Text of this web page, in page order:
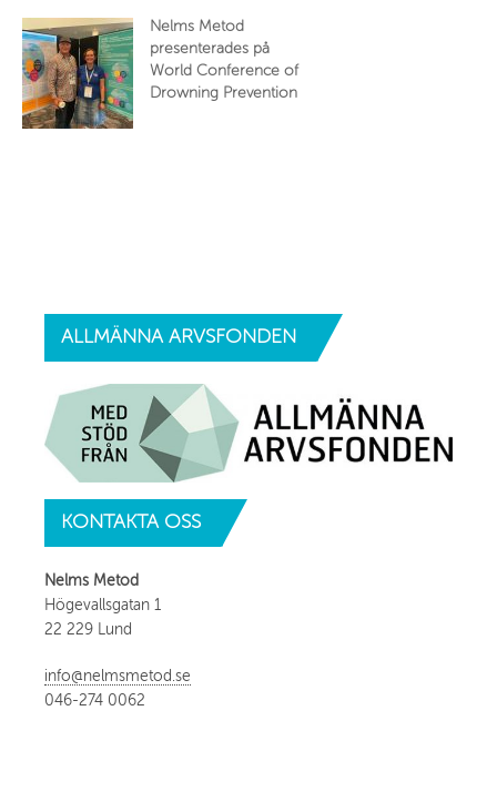
Nelms Metod
presenterades på
World Conference of
Drowning Prevention
ALLMÄNNA ARVSFONDEN
KONTAKTA OSS
Nelms Metod
Högevallsgatan 1
22 229 Lund
info@nelmsmetod.se
046-274 0062